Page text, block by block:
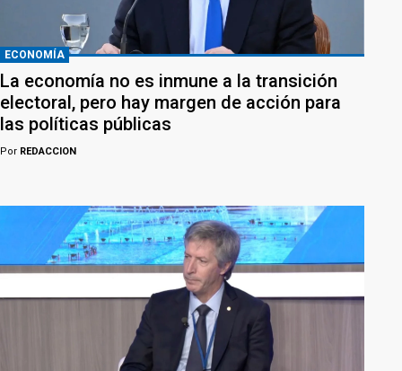
ECONOMÍA
La economía no es inmune a la transición
electoral, pero hay margen de acción para
las políticas públicas
Por REDACCION